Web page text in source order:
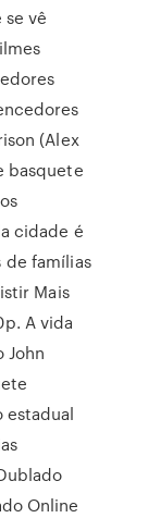
vê
(Alex
basquete
cidade é
de famílias
Mais
A vida
John
estadual
Online